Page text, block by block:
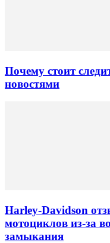
Почему стоит
новостями
Harley-Davidson
мотоциклов из-за
замыкания